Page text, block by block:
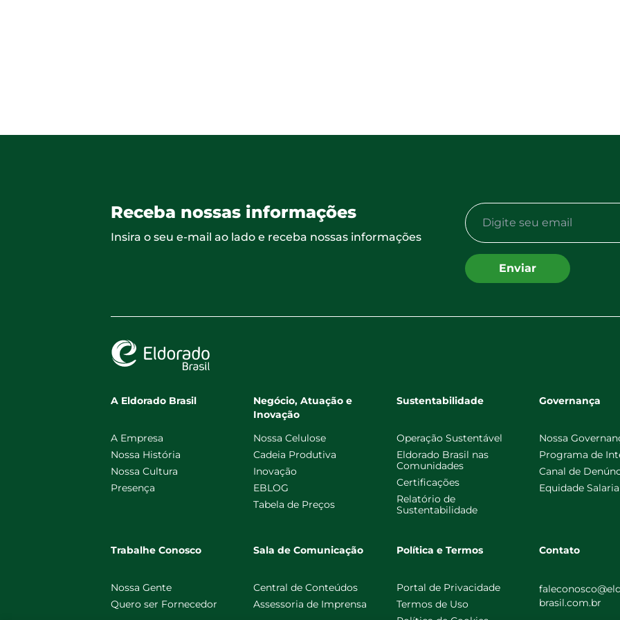
Receba nossas informações
Insira o seu e-mail ao lado e receba nossas informações
Enviar
A Eldorado Brasil
A Empresa
Nossa História
Nossa Cultura
Presença
Negócio, Atuação e
Inovação
Nossa Celulose
Cadeia Produtiva
Inovação
EBLOG
Tabela de Preços
Sustentabilidade
Operação Sustentável
Eldorado Brasil nas
Comunidades
Certificações
Relatório de
Sustentabilidade
Governança
Nossa
Programa de
Canal de
Equidade
Trabalhe Conosco
Nossa Gente
Quero ser Fornecedor
Sala de Comunicação
Central de Conteúdos
Assessoria de Imprensa
Política e Termos
Portal de Privacidade
Termos de Uso
Contato
brasil.com.br